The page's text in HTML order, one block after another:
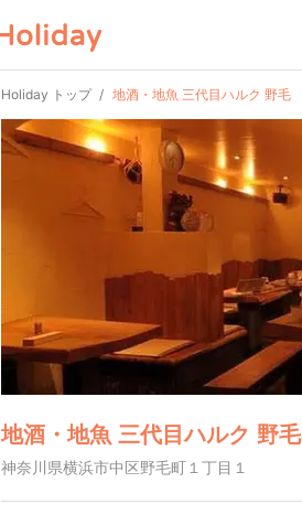
Holiday トップ 地酒・地魚 三代目ハルク 野毛
地酒・地魚 三代目ハルク 野毛
神奈川県横浜市中区野毛町１丁目１